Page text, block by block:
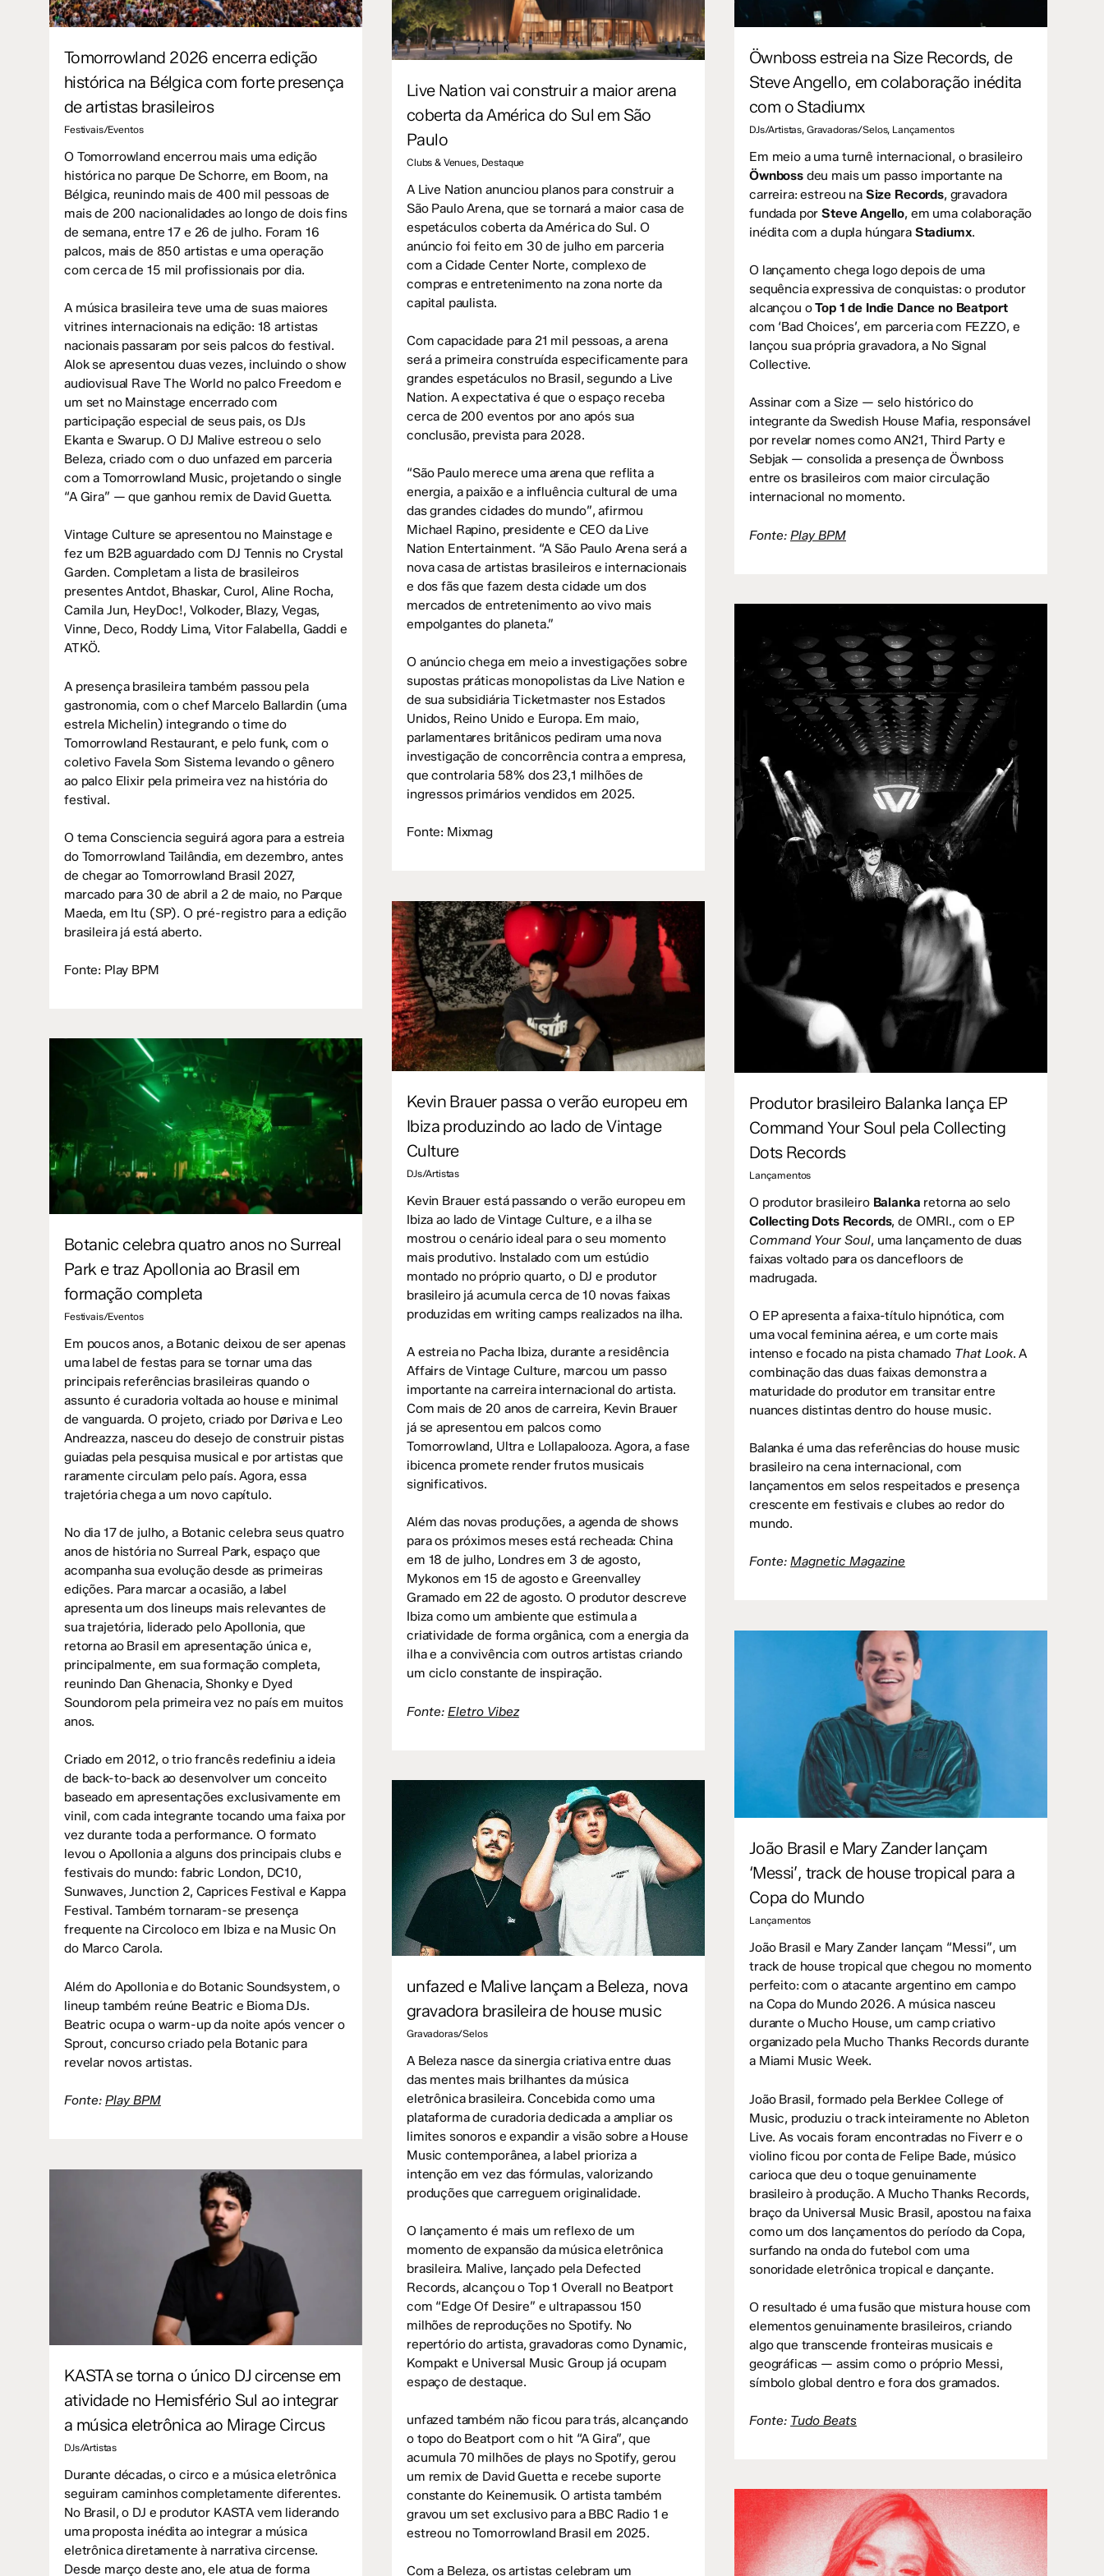
Tomorrowland 2026 encerra edição
histórica na Bélgica com forte presença
de artistas brasileiros
Festivais/Eventos
O Tomorrowland encerrou mais uma edição
histórica no parque De Schorre, em Boom, na
Bélgica, reunindo mais de 400 mil pessoas de
mais de 200 nacionalidades ao longo de dois fins
de semana, entre 17 e 26 de julho. Foram 16
palcos, mais de 850 artistas e uma operação
com cerca de 15 mil profissionais por dia.
A música brasileira teve uma de suas maiores
vitrines internacionais na edição: 18 artistas
nacionais passaram por seis palcos do festival.
Alok se apresentou duas vezes, incluindo o show
audiovisual Rave The World no palco Freedom e
um set no Mainstage encerrado com
participação especial de seus pais, os DJs
Ekanta e Swarup. O DJ Malive estreou o selo
Beleza, criado com o duo unfazed em parceria
com a Tomorrowland Music, projetando o single
“A Gira” — que ganhou remix de David Guetta.
Vintage Culture se apresentou no Mainstage e
fez um B2B aguardado com DJ Tennis no Crystal
Garden. Completam a lista de brasileiros
presentes Antdot, Bhaskar, Curol, Aline Rocha,
Camila Jun, HeyDoc!, Volkoder, Blazy, Vegas,
Vinne, Deco, Roddy Lima, Vitor Falabella, Gaddi e
ATKÖ.
A presença brasileira também passou pela
gastronomia, com o chef Marcelo Ballardin (uma
estrela Michelin) integrando o time do
Tomorrowland Restaurant, e pelo funk, com o
coletivo Favela Som Sistema levando o gênero
ao palco Elixir pela primeira vez na história do
festival.
O tema Consciencia seguirá agora para a estreia
do Tomorrowland Tailândia, em dezembro, antes
de chegar ao Tomorrowland Brasil 2027,
marcado para 30 de abril a 2 de maio, no Parque
Maeda, em Itu (SP). O pré-registro para a edição
brasileira já está aberto.
Fonte: Play BPM
Live Nation vai construir a maior arena
coberta da América do Sul em São
Paulo
Clubs & Venues, Destaque
A Live Nation anunciou planos para construir a
São Paulo Arena, que se tornará a maior casa de
espetáculos coberta da América do Sul. O
anúncio foi feito em 30 de julho em parceria
com a Cidade Center Norte, complexo de
compras e entretenimento na zona norte da
capital paulista.
Com capacidade para 21 mil pessoas, a arena
será a primeira construída especificamente para
grandes espetáculos no Brasil, segundo a Live
Nation. A expectativa é que o espaço receba
cerca de 200 eventos por ano após sua
conclusão, prevista para 2028.
“São Paulo merece uma arena que reflita a
energia, a paixão e a influência cultural de uma
das grandes cidades do mundo”, afirmou
Michael Rapino, presidente e CEO da Live
Nation Entertainment. “A São Paulo Arena será a
nova casa de artistas brasileiros e internacionais
e dos fãs que fazem desta cidade um dos
mercados de entretenimento ao vivo mais
empolgantes do planeta.”
O anúncio chega em meio a investigações sobre
supostas práticas monopolistas da Live Nation e
de sua subsidiária Ticketmaster nos Estados
Unidos, Reino Unido e Europa. Em maio,
parlamentares britânicos pediram uma nova
investigação de concorrência contra a empresa,
que controlaria 58% dos 23,1 milhões de
ingressos primários vendidos em 2025.
Fonte: Mixmag
Öwnboss estreia na Size Records, de
Steve Angello, em colaboração inédita
com o Stadiumx
DJs/Artistas, Gravadoras/Selos, Lançamentos
Em meio a uma turnê internacional, o brasileiro
Öwnbossdeu mais um passo importante na
carreira: estreou na Size Records, gravadora
fundada porSteve Angello, em uma colaboração
inédita com a dupla húngara Stadiumx.
O lançamento chega logo depois de uma
sequência expressiva de conquistas: o produtor
alcançou oTop 1 de Indie Dance no Beatport
com ‘Bad Choices’, em parceria com FEZZO, e
lançou sua própria gravadora, a No Signal
Collective.
Assinar com a Size — selo histórico do
integrante da Swedish House Mafia, responsável
por revelar nomes como AN21, Third Party e
Sebjak — consolida a presença de Öwnboss
entre os brasileiros com maior circulação
internacional no momento.
Fonte: Play BPM
Produtor brasileiro Balanka lança EP
Command Your Soul pela Collecting
Dots Records
Lançamentos
O produtor brasileiro Balanka retorna ao selo
Collecting Dots Records, de OMRI., com o EP
Command Your Soul, uma lançamento de duas
faixas voltado para os dancefloors de
madrugada.
O EP apresenta a faixa-título hipnótica, com
uma vocal feminina aérea, e um corte mais
intenso e focado na pista chamado That Look. A
combinação das duas faixas demonstra a
maturidade do produtor em transitar entre
nuances distintas dentro do house music.
Balanka é uma das referências do house music
brasileiro na cena internacional, com
lançamentos em selos respeitados e presença
crescente em festivais e clubes ao redor do
mundo.
Fonte: Magnetic Magazine
Kevin Brauer passa o verão europeu em
Ibiza produzindo ao lado de Vintage
Culture
DJs/Artistas
Kevin Brauer está passando o verão europeu em
Ibiza ao lado de Vintage Culture, e a ilha se
mostrou o cenário ideal para o seu momento
mais produtivo. Instalado com um estúdio
montado no próprio quarto, o DJ e produtor
brasileiro já acumula cerca de 10 novas faixas
produzidas em writing camps realizados na ilha.
A estreia no Pacha Ibiza, durante a residência
Affairs de Vintage Culture, marcou um passo
importante na carreira internacional do artista.
Com mais de 20 anos de carreira, Kevin Brauer
já se apresentou em palcos como
Tomorrowland, Ultra e Lollapalooza. Agora, a fase
ibicenca promete render frutos musicais
significativos.
Além das novas produções, a agenda de shows
para os próximos meses está recheada: China
em 18 de julho, Londres em 3 de agosto,
Mykonos em 15 de agosto e Greenvalley
Gramado em 22 de agosto. O produtor descreve
Ibiza como um ambiente que estimula a
criatividade de forma orgânica, com a energia da
ilha e a convivência com outros artistas criando
um ciclo constante de inspiração.
Fonte: Eletro Vibez
Botanic celebra quatro anos no Surreal
Park e traz Apollonia ao Brasil em
formação completa
Festivais/Eventos
Em poucos anos, a Botanic deixou de ser apenas
uma label de festas para se tornar uma das
principais referências brasileiras quando o
assunto é curadoria voltada ao house e minimal
de vanguarda. O projeto, criado por Døriva e Leo
Andreazza, nasceu do desejo de construir pistas
guiadas pela pesquisa musical e por artistas que
raramente circulam pelo país. Agora, essa
trajetória chega a um novo capítulo.
No dia 17 de julho, a Botanic celebra seus quatro
anos de história no Surreal Park, espaço que
acompanha sua evolução desde as primeiras
edições. Para marcar a ocasião, a label
apresenta um dos lineups mais relevantes de
sua trajetória, liderado pelo Apollonia, que
retorna ao Brasil em apresentação única e,
principalmente, em sua formação completa,
reunindo Dan Ghenacia, Shonky e Dyed
Soundorom pela primeira vez no país em muitos
anos.
Criado em 2012, o trio francês redefiniu a ideia
de back-to-back ao desenvolver um conceito
baseado em apresentações exclusivamente em
vinil, com cada integrante tocando uma faixa por
vez durante toda a performance. O formato
levou o Apollonia a alguns dos principais clubs e
festivais do mundo: fabric London, DC10,
Sunwaves, Junction 2, Caprices Festival e Kappa
Festival. Também tornaram-se presença
frequente na Circoloco em Ibiza e na Music On
do Marco Carola.
Além do Apollonia e do Botanic Soundsystem, o
lineup também reúne Beatric e Bioma DJs.
Beatric ocupa o warm-up da noite após vencer o
Sprout, concurso criado pela Botanic para
revelar novos artistas.
Fonte: Play BPM
João Brasil e Mary Zander lançam
‘Messi’, track de house tropical para a
Copa do Mundo
Lançamentos
João Brasil e Mary Zander lançam “Messi”, um
track de house tropical que chegou no momento
perfeito: com o atacante argentino em campo
na Copa do Mundo 2026. A música nasceu
durante o Mucho House, um camp criativo
organizado pela Mucho Thanks Records durante
a Miami Music Week.
João Brasil, formado pela Berklee College of
Music, produziu o track inteiramente no Ableton
Live. As vocais foram encontradas no Fiverr e o
violino ficou por conta de Felipe Bade, músico
carioca que deu o toque genuinamente
brasileiro à produção. A Mucho Thanks Records,
braço da Universal Music Brasil, apostou na faixa
como um dos lançamentos do período da Copa,
surfando na onda do futebol com uma
sonoridade eletrônica tropical e dançante.
O resultado é uma fusão que mistura house com
elementos genuinamente brasileiros, criando
algo que transcende fronteiras musicais e
geográficas — assim como o próprio Messi,
símbolo global dentro e fora dos gramados.
Fonte: Tudo Beats
unfazed e Malive lançam a Beleza, nova
gravadora brasileira de house music
Gravadoras/Selos
A Beleza nasce da sinergia criativa entre duas
das mentes mais brilhantes da música
eletrônica brasileira. Concebida como uma
plataforma de curadoria dedicada a ampliar os
limites sonoros e expandir a visão sobre a House
Music contemporânea, a label prioriza a
intenção em vez das fórmulas, valorizando
produções que carreguem originalidade.
O lançamento é mais um reflexo de um
momento de expansão da música eletrônica
brasileira. Malive, lançado pela Defected
Records, alcançou o Top 1 Overall no Beatport
com “Edge Of Desire” e ultrapassou 150
milhões de reproduções no Spotify. No
repertório do artista, gravadoras como Dynamic,
Kompakt e Universal Music Group já ocupam
espaço de destaque.
unfazed também não ficou para trás, alcançando
o topo do Beatport com o hit “A Gira”, que
acumula 70 milhões de plays no Spotify, gerou
um remix de David Guetta e recebe suporte
constante do Keinemusik. O artista também
gravou um set exclusivo para a BBC Radio 1 e
estreou no Tomorrowland Brasil em 2025.
Com a Beleza, os artistas celebram um
KASTA se torna o único DJ circense em
atividade no Hemisfério Sul ao integrar
a música eletrônica ao Mirage Circus
DJs/Artistas
Durante décadas, o circo e a música eletrônica
seguiram caminhos completamente diferentes.
No Brasil, o DJ e produtor KASTA vem liderando
uma proposta inédita ao integrar a música
eletrônica diretamente à narrativa circense.
Desde março deste ano, ele atua de forma